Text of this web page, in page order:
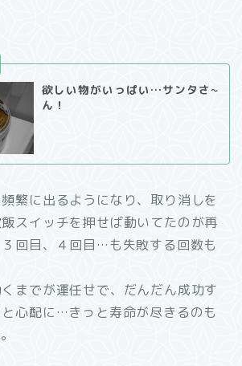
欲しい物がいっぱい…サンタさ~
ん！
繁に出るようになり、取り消しを
スイッチを押せば動いてたのが再
回目、４回目…も失敗する回数も
までが運任せで、だんだん成功す
心配に…きっと寿命が尽きるのも